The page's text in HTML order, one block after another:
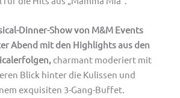
Dinner-Show von M&M Events
Abend mit den Highlights aus den
charmant moderiert mit
Blick hinter die Kulissen und
exquisiten 3-Gang-Buffet.